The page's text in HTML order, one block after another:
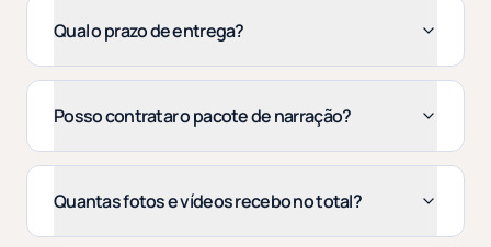
Qual o prazo de entrega?
Posso contratar o pacote de narração?
Quantas fotos e vídeos recebo no total?